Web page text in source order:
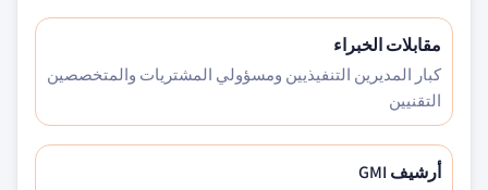
مقابلات الخبراء
كبار المديرين التنفيذيين ومسؤولي المشتريات والمتخصصين
التقنيين
أرشيف GMI